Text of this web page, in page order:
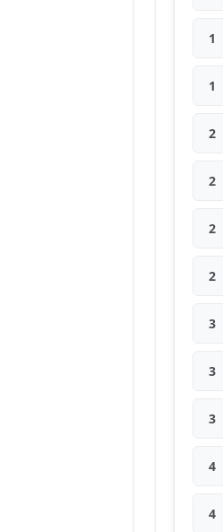
1
1
2
2
2
2
3
3
3
4
4